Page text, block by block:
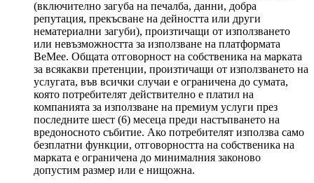
(включително загуба на печалба, данни, добра
репутация, прекъсване на дейността или други
нематериални загуби), произтичащи от използването
или невъзможността за използване на платформата
BeMee. Общата отговорност на собственика на марката
за всякакви претенции, произтичащи от използването на
услугата, във всички случаи е ограничена до сумата,
която потребителят действително е платил на
компанията за използване на премиум услуги през
последните шест (6) месеца преди настъпването на
вредоносното събитие. Ако потребителят използва само
безплатни функции, отговорността на собственика на
марката е ограничена до минималния законово
допустим размер или е нищожна.